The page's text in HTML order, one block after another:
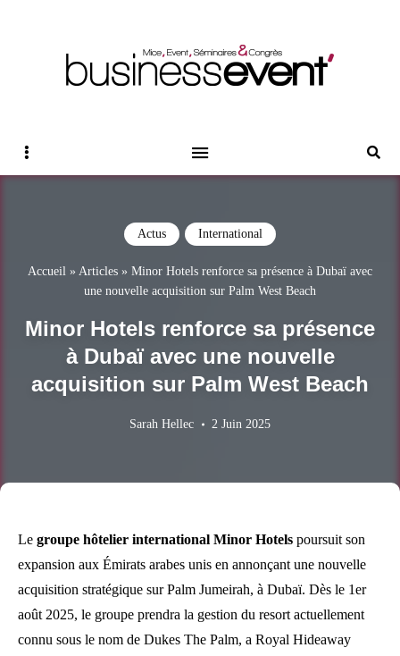
Sidebar
Actus International
Accueil » Articles » Minor Hotels renforce sa présence à Dubaï avec
une nouvelle acquisition sur Palm West Beach
Minor Hotels renforce sa présence
à Dubaï avec une nouvelle
acquisition sur Palm West Beach
Sarah Hellec 2 Juin 2025
Le groupe hôtelier international Minor Hotels poursuit son
expansion aux Émirats arabes unis en annonçant une nouvelle
acquisition stratégique sur Palm Jumeirah, à Dubaï. Dès le 1er
août 2025, le groupe prendra la gestion du resort actuellement
connu sous le nom de Dukes The Palm, a Royal Hideaway